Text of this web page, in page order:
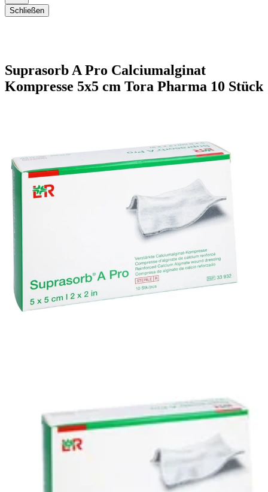
Schließen
Suprasorb A Pro Calciumalginat
Kompresse 5x5 cm Tora Pharma 10 Stück